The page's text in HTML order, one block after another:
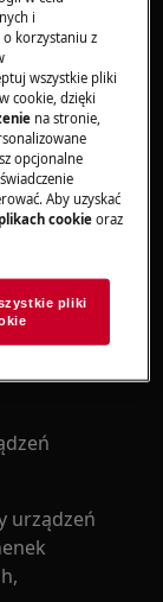
16.
urządzeń
i
korzystaniu z
wszystkie pliki
cookie, dzięki
na stronie,
opcjonalne
Aby uzyskać
cookie oraz
pliki